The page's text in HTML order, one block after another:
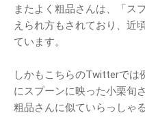
またよく粗品さんは、「ス
えられ方もされており、近
ています。
しかもこちらのTwitterでは
にスプーンに映った小栗旬
粗品さんに似ていらっしゃ